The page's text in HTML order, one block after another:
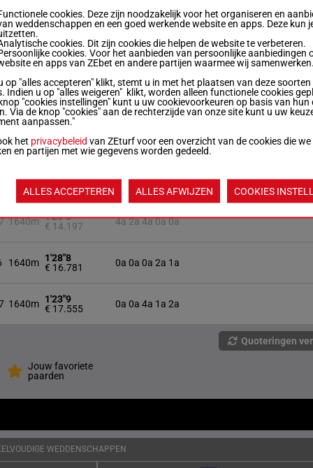
1640m 1'27"9
€ 12.518
2a 0a 0a 8a 0a
1640m 1'29"8
€ 13.858
6a 8a (23) 6a 8a 3a
1640m 1'29"3
€ 14.380
3a 0a 2a 7a Da
1640m € 17.425
5a 7a Da 1a 0a
1640m 2a 2a 0a 5a 2a
1640m 1'28"0
€ 14.197
4a 2a 4a 0a 0a
1640m 1'28"8
€ 16.781
0a 0a 0a 2a 1a
1640m 1'23"9
€ 17.555
0a 0a 4a 1a 2a
Quoteringen
Jouw favoriete
paarden
WEDDENSCHAPPEN
cookies. Deze zijn noodzakelijk voor het organiseren en
weddenschappen en een goed werkende website en apps. Deze kun
cookies. Dit zijn cookies die helpen de website te verbeteren.
cookies. Voor het aanbieden van persoonlijke aanbiedingen
en apps van ZEbet en andere partijen waarmee wij samenwerken.
op "alles accepteren" klikt, stemt u in met het plaatsen van deze soorten
Indien u op "alles weigeren" klikt, worden alleen functionele cookies
"cookies instellingen" kunt u uw cookievoorkeuren op basis van hun
Via de knop "cookies" aan de rechterzijde van onze site kunt u uw
aanpassen."
het privacybeleid van ZEturf voor een overzicht van de cookies die we
en partijen met wie gegevens worden gedeeld.
ALLES ACCEPTEREN ALLES AFWIJZEN COOKIES